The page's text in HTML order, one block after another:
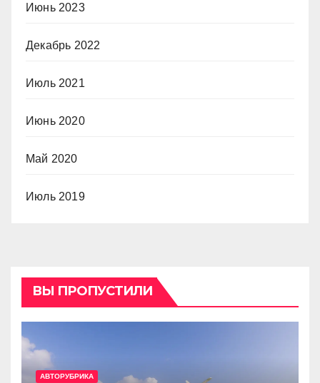
Июнь 2023
Декабрь 2022
Июль 2021
Июнь 2020
Май 2020
Июль 2019
ВЫ ПРОПУСТИЛИ
АВТОРУБРИКА